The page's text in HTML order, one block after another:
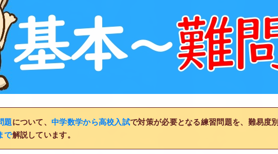
題について、 中学数学から高校入試で対策が必要となる練習問題を、難易度別
で解説しています。